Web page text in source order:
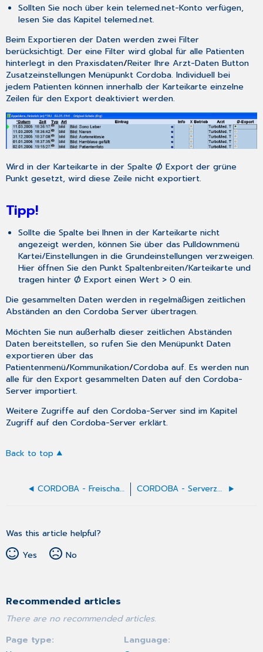
Sollten Sie noch über kein telemed.net-Konto verfügen,
lesen Sie das Kapitel telemed.net.
Beim Exportieren der Daten werden zwei Filter
berücksichtigt. Der eine Filter wird global für alle Patienten
hinterlegt in denPraxisdaten/Reiter Ihre Arzt-Daten Button
Zusatzeinstellungen MenüpunktCordoba. Individuell bei
jedem Patienten können innerhalb der Karteikarte einzelne
Zeilen für den Export deaktiviert werden.
Wird in der Karteikarte in der Spalte Ø Export der grüne
Punkt gesetzt, wird diese Zeile nicht exportiert.
Tipp!
Sollte die Spalte bei Ihnen in der Karteikarte nicht
angezeigt werden, können Sie über das Pulldownmenü
Kartei/Einstellungenin die Grundeinstellungen verzweigen.
Hier öffnen Sie den Punkt Spaltenbreiten/Karteikarteund
tragen hinter Ø Exporteinen Wert > 0 ein.
Die gesammelten Daten werden in regelmäßigen zeitlichen
Abständen an den Cordoba Server übertragen.
Möchten Sie nun außerhalb dieser zeitlichen Abständen
Daten bereitstellen, so rufen Sie den MenüpunktDaten
exportieren über das
Patientenmenü/Kommunikation/Cordoba auf. Es werden nun
alle für den Export gesammelten Daten auf den Cordoba-
Server importiert.
Weitere Zugriffe auf den Cordoba-Server sind im Kapitel
Zugriff auf den Cordoba-Server erklärt.
Back to top
CORDOBA - Freischaltung CORDOBA - Serverzugriff
Was this article helpful?
Yes
No
Recommended articles
There are no recommended articles.
Page type
Language